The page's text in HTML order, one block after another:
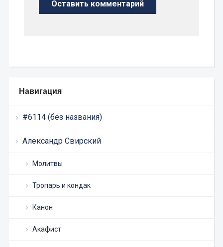
Навигация
#6114 (без названия)
Александр Свирский
Молитвы
Тропарь и кондак
Канон
Акафист